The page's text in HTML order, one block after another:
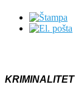
KRIMINALITET